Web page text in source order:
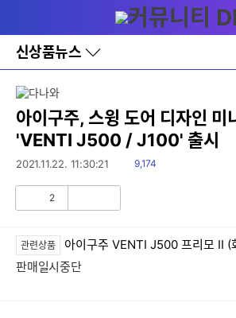
와
홈
신상품뉴스
바
로
레
이
어
토
아이구주, 스윙 도어 디자인 미
'VENTI J500 / J100' 출시
2021.11.22. 11:30:21
읽
9,174
2
관련상품
아이구주 VENTI J500 프리모 II (
판매일시중단